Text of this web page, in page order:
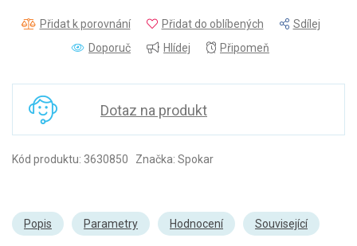
Přidat k porovnání Přidat do oblíbených
Sdílej
Doporuč
Hlídej Připomeň
Dotaz na produkt
Kód produktu: 3630850 Značka: Spokar
Popis Parametry Hodnocení Související